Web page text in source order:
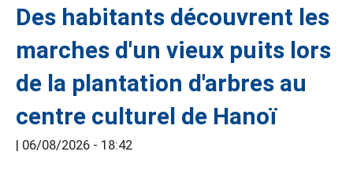
Des habitants découvrent les
marches d'un vieux puits lors
de la plantation d'arbres au
centre culturel de Hanoï
| 06/08/2026 - 18:42